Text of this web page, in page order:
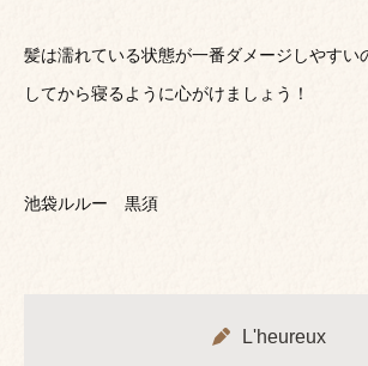
髪は濡れている状態が一番ダメージしやすい
してから寝るように心がけましょう！
池袋ルルー 黒須
L'heureux